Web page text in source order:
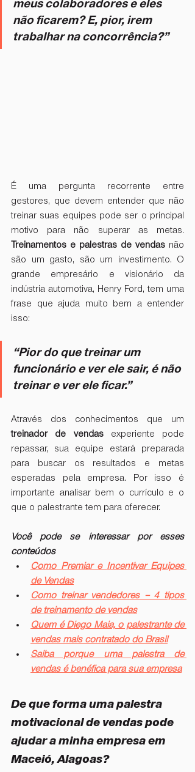
meus colaboradores e eles
não ficarem? E, pior, irem
trabalhar na concorrência?”
É uma pergunta recorrente entre
gestores, que devem entender que não
treinar suas equipes pode ser o principal
Treinamentos e palestras de vendas não
são um gasto, são um investimento. O
grande empresário e visionário da
indústria automotiva, Henry Ford, tem uma
frase que ajuda muito bem a entender
isso:
“Pior do que treinar um
funcionário e ver ele sair, é não
treinar e ver ele ficar.”
treinador de vendas experiente pode
repassar, sua equipe estará preparada
para buscar os resultados e metas
esperadas pela empresa. Por isso é
importante analisar bem o currículo e o
que o palestrante tem para oferecer.
Você pode se interessar por esses
conteúdos
Como Premiar e Incentivar Equipes
de Vendas
Como treinar vendedores – 4 tipos
de treinamento de vendas
Quem é Diego Maia, o palestrante de
vendas mais contratado do Brasil
Saiba porque uma palestra de
vendas é benéfica para sua empresa
De que forma uma palestra
motivacional de vendas pode
ajudar a minha empresa em
Maceió, Alagoas?